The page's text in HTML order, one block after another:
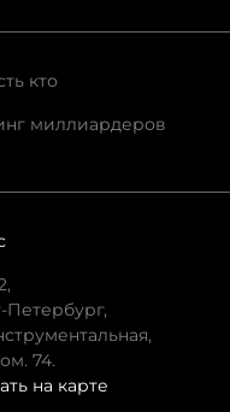
кто
миллиардеров
Петербург,
74.
на карте